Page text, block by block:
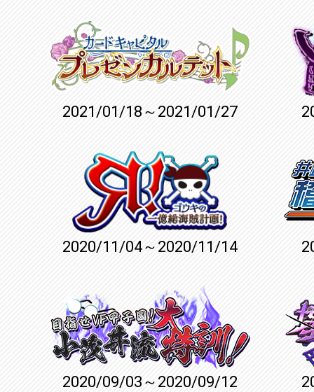
2021/01/18～2021/01/27
2020/11/04～2020/11/14
2020/09/03～2020/09/12